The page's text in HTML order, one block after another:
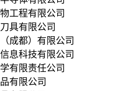
工程有限公司
具有限公司
成都）有限公司
息科技有限公司
有限责任公司
有限公司